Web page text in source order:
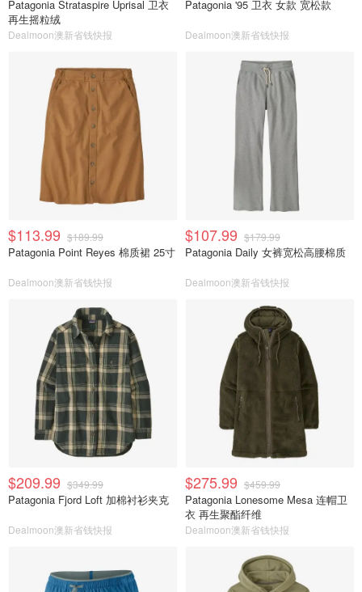
Patagonia Strataspire Uprisal 卫衣
再生摇粒绒
Dealmoon澳新省钱快报
Patagonia '95 卫衣 女款 宽松款
Dealmoon澳新省钱快报
$113.99 $189.99
Patagonia Point Reyes 棉质裙 25寸
Dealmoon澳新省钱快报
$107.99 $179.99
Patagonia Daily 女裤宽松高腰棉质
Dealmoon澳新省钱快报
$209.99 $349.99
Patagonia Fjord Loft 加棉衬衫夹克
Dealmoon澳新省钱快报
$275.99 $459.99
Patagonia Lonesome Mesa 连帽卫
衣 再生聚酯纤维
Dealmoon澳新省钱快报